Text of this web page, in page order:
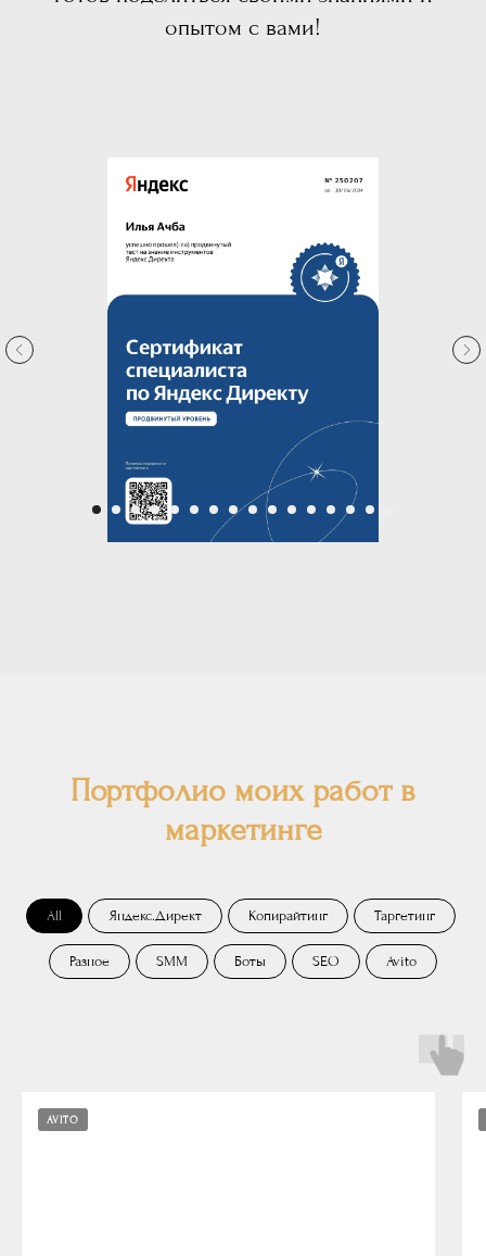
опытом с вами!
Портфолио моих работ в
маркетинге
All Яндекс.Директ Копирайтинг Таргетинг
Разное SMM Боты SEO Avito
AVITO